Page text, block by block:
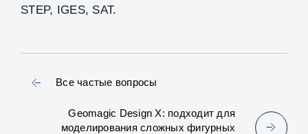
STEP, IGES, SAT.
Все частые вопросы
Geomagic Design X: подходит для
моделирования сложных фигурных